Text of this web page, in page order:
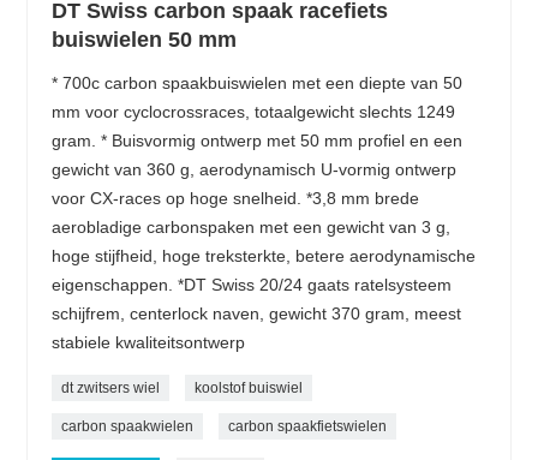
DT Swiss carbon spaak racefiets
buiswielen 50 mm
* 700c carbon spaakbuiswielen met een diepte van 50
mm voor cyclocrossraces, totaalgewicht slechts 1249
gram. * Buisvormig ontwerp met 50 mm profiel en een
gewicht van 360 g, aerodynamisch U-vormig ontwerp
voor CX-races op hoge snelheid. *3,8 mm brede
aerobladige carbonspaken met een gewicht van 3 g,
hoge stijfheid, hoge treksterkte, betere aerodynamische
eigenschappen. *DT Swiss 20/24 gaats ratelsysteem
schijfrem, centerlock naven, gewicht 370 gram, meest
stabiele kwaliteitsontwerp
dt zwitsers wiel koolstof buiswiel
carbon spaakwielen carbon spaakfietswielen